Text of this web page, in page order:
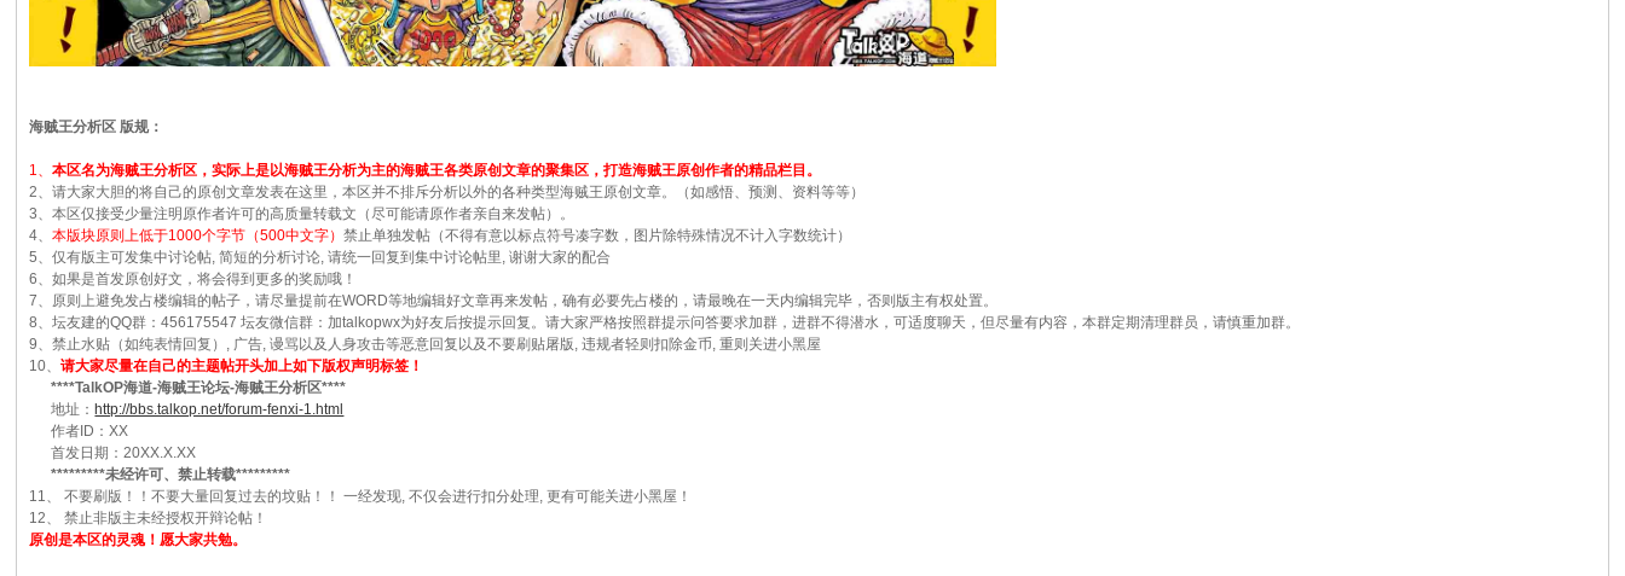
海贼王分析区 版规：
1、本区名为海贼王分析区，实际上是以海贼王分析为主的海贼王各类原创文章的聚集区，打造海贼王原创作者的精品栏目。
2、请大家大胆的将自己的原创文章发表在这里，本区并不排斥分析以外的各种类型海贼王原创文章。（如感悟、预测、资料等等）
3、本区仅接受少量注明原作者许可的高质量转载文（尽可能请原作者亲自来发帖）。
4、本版块原则上低于1000个字节（500中文字）禁止单独发帖（不得有意以标点符号凑字数，图片除特殊情况不计入字数统计）
5、仅有版主可发集中讨论帖, 简短的分析讨论, 请统一回复到集中讨论帖里, 谢谢大家的配合
6、如果是首发原创好文，将会得到更多的奖励哦！
7、原则上避免发占楼编辑的帖子，请尽量提前在WORD等地编辑好文章再来发帖，确有必要先占楼的，请最晚在一天内编辑完毕，否则版主有权处置。
8、坛友建的QQ群：456175547 坛友微信群：加talkopwx为好友后按提示回复。请大家严格按照群提示问答要求加群，进群不得潜水，可适度聊天，但尽量有内容，本群定期清理群员，请慎重加群。
9、禁止水贴（如纯表情回复）, 广告, 谩骂以及人身攻击等恶意回复以及不要刷贴屠版, 违规者轻则扣除金币, 重则关进小黑屋
10、请大家尽量在自己的主题帖开头加上如下版权声明标签！
****TalkOP海道-海贼王论坛-海贼王分析区****
地址： http://bbs.talkop.net/forum-fenxi-1.html
作者ID：XX
首发日期：20XX.X.XX
*********未经许可、禁止转载*********
11、 不要刷版！！不要大量回复过去的坟贴！！ 一经发现, 不仅会进行扣分处理, 更有可能关进小黑屋！
12、 禁止非版主未经授权开辩论帖！
原创是本区的灵魂！愿大家共勉。